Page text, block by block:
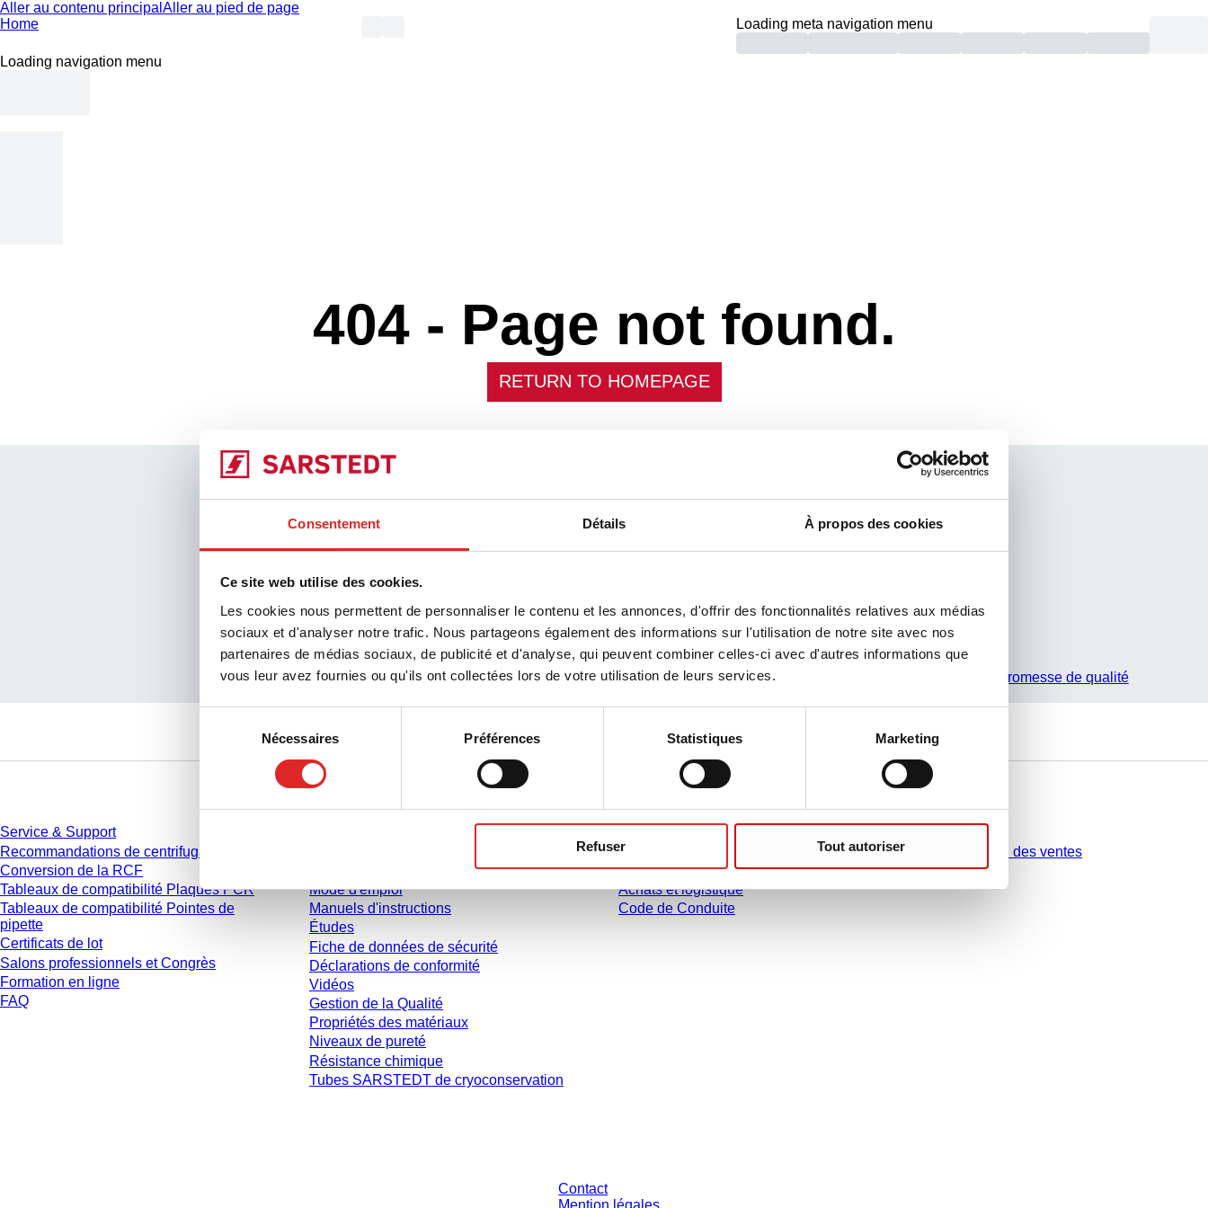
Consentement Détails À propos des cookies
Ce site web utilise des cookies.
Les cookies nous permettent de personnaliser le contenu et les annonces, d'offrir des fonctionnalités relatives aux médias
sociaux et d'analyser notre trafic. Nous partageons également des informations sur l'utilisation de notre site avec nos
partenaires de médias sociaux, de publicité et d'analyse, qui peuvent combiner celles-ci avec d'autres informations que
vous leur avez fournies ou qu'ils ont collectées lors de votre utilisation de leurs services.
consentement
Nécessaires Préférences Statistiques Marketing
Refuser Tout autoriser
Aller au contenu principal Aller au pied de page
Home
Loading meta navigation menu
Loading navigation menu
404 - Page not found.
RETURN TO HOMEPAGE
Gestion de la qualité transparente
Qualité fiable
Production contrôlée
Notre promesse de qualité
Service & Support
Recommandations de centrifugation
Conversion de la RCF
Tableaux de compatibilité Plaques PCR
Tableaux de compatibilité Pointes de
pipette
Certificats de lot
Salons professionnels et Congrès
Formation en ligne
FAQ
Téléchargement
Mode d'emploi
Manuels d'instructions
Études
Fiche de données de sécurité
Déclarations de conformité
Vidéos
Gestion de la Qualité
Propriétés des matériaux
Niveaux de pureté
Résistance chimique
Tubes SARSTEDT de cryoconservation
Entreprise et carrière
Présentation
Historique
Achats et logistique
Code de Conduite
Avez-vous des questions ?
Organisation des ventes
Contact